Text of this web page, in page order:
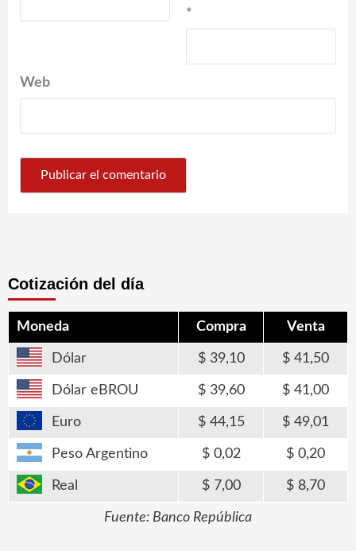
*
Web
Cotización del día
Moneda Compra Venta
Dólar 39,10 41,50
Dólar eBROU 39,60 41,00
Euro 44,15 49,01
Peso Argentino 0,02 0,20
Real 7,00 8,70
Fuente: Banco República